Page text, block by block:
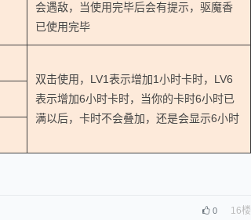
会遇敌，当使用完毕后会有提示，驱魔香
已使用完毕
双击使用，LV1表示增加1小时卡时，LV6
表示增加6小时卡时，当你的卡时6小时已
满以后，卡时不会叠加，还是会显示6小时
0 16楼